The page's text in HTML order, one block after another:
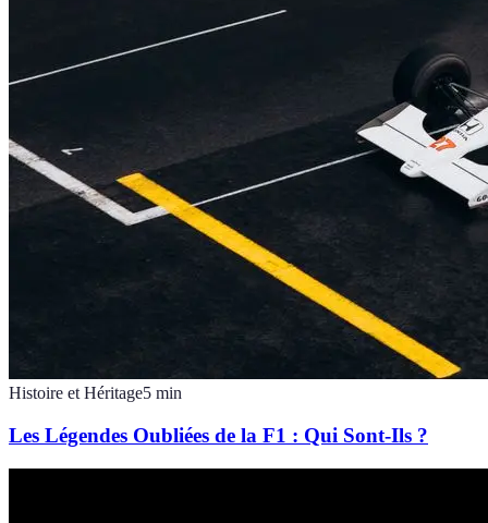
Histoire et Héritage5 min
Les Légendes Oubliées de la F1 : Qui Sont-Ils ?